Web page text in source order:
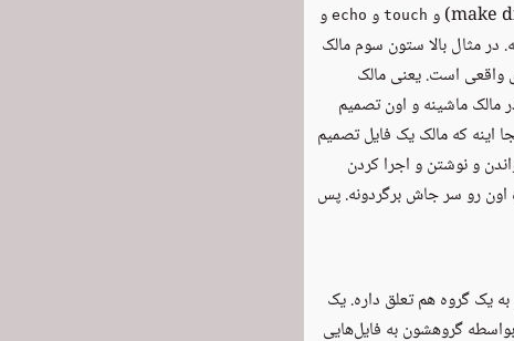
touch و echo و
در مثال بالا ستون سوم مالک
واقعی است. یعنی مالک
مالک ماشینه و اون تصمیم
اینه که مالک یک فایل تصمیم
و نوشتن و اجرا کردن
اون رو سر جاش برگردونه. پس
یک گروه هم تعلق داره. یک
گروهشون به فایل‌هایی